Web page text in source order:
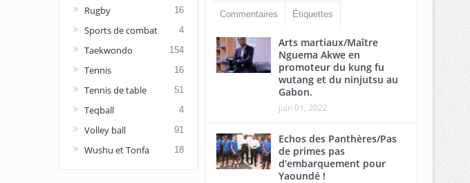
Rugby 16
Sports de combat 4
Taekwondo 154
Tennis 16
Tennis de table 51
Teqball 4
Volley ball 91
Wushu et Tonfa 18
Commentaires Étiquettes
Arts martiaux/Maître
Nguema Akwe en
promoteur du kung fu
wutang et du ninjutsu au
Gabon.
juin 01, 2022
Echos des Panthères/Pas
de primes pas
d’embarquement pour
Yaoundé !